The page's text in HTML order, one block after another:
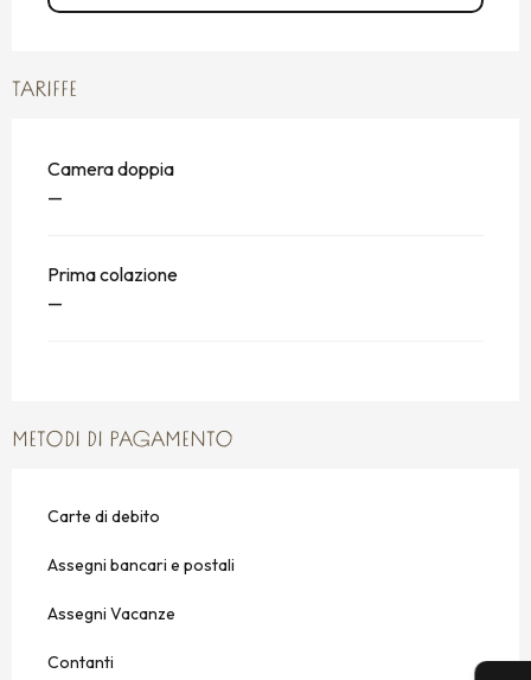
TARIFFE
Camera doppia
—
Prima colazione
—
METODI DI PAGAMENTO
Carte di debito
Assegni bancari e postali
Assegni Vacanze
Contanti